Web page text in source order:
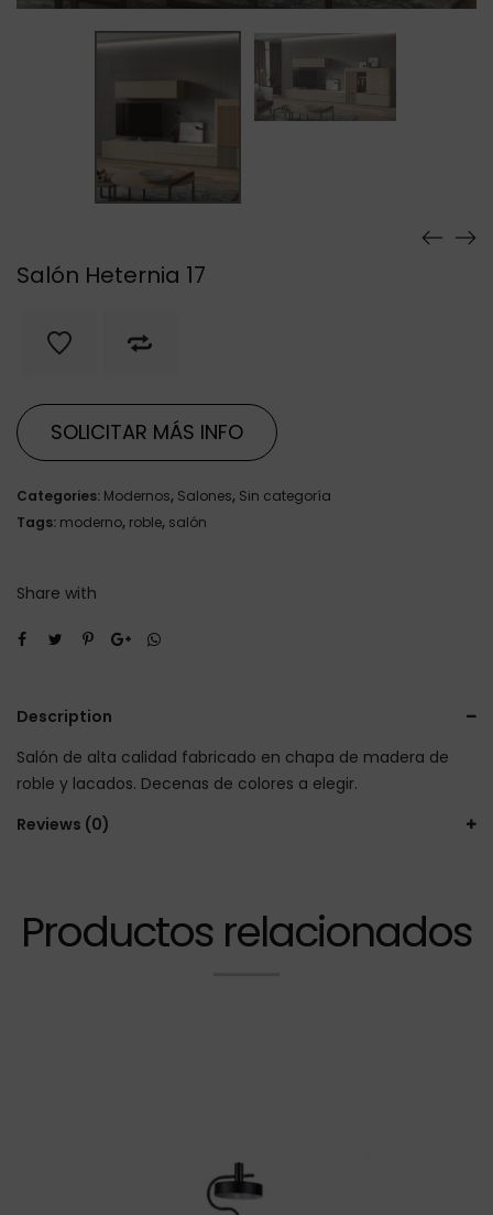
Salón Heternia 17
SOLICITAR MÁS INFO
Categories: Modernos, Salones, Sin categoría
Tags: moderno, roble, salón
Share with
Description
Salón de alta calidad fabricado en chapa de madera de
roble y lacados. Decenas de colores a elegir.
Reviews (0)
Productos relacionados